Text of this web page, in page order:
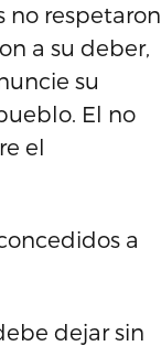
no respetaron
a su deber,
su
El no
el
a
dejar sin